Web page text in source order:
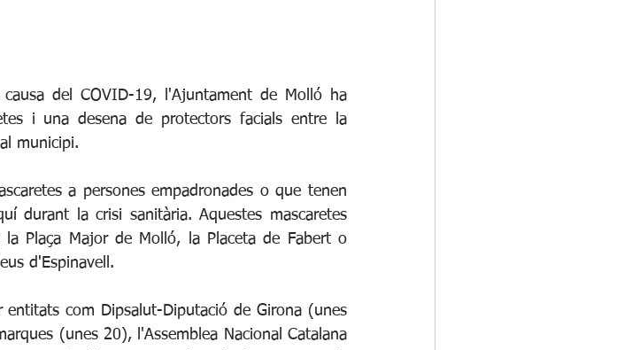
del COVID-19, l'Ajuntament de Molló ha
i una desena de protectors facials entre la
municipi.
a persones empadronades o que tenen
durant la crisi sanitària. Aquestes mascaretes
Plaça Major de Molló, la Placeta de Fabert o
d'Espinavell.
entitats com Dipsalut-Diputació de Girona (unes
(unes 20), l'Assemblea Nacional Catalana